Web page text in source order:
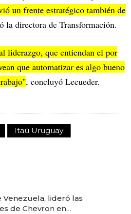
un frente estratégico también de
la directora de Transformación.
liderazgo, que entiendan el por
que automatizar es algo bueno
, concluyó Lecueder.
Itaú Uruguay
Venezuela, lideró las
de Chevron en